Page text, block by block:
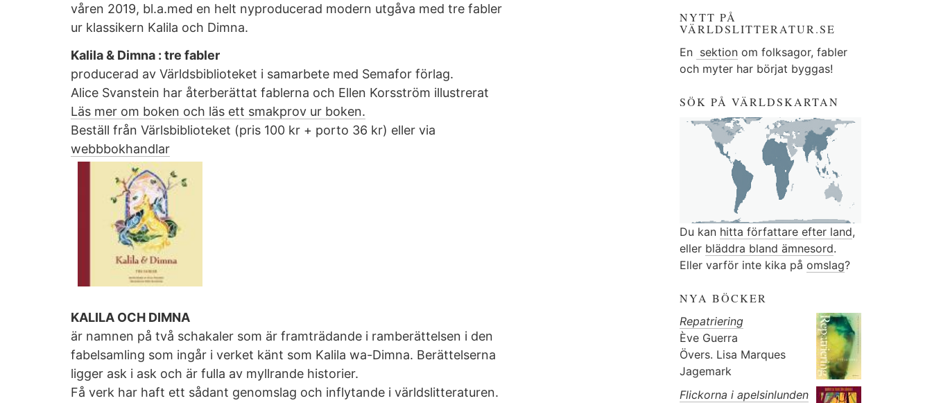
våren 2019, bl.a.med en helt nyproducerad modern utgåva med tre fabler
ur klassikern Kalila och Dimna.
Kalila & Dimna : tre fabler
producerad av Världsbiblioteket i samarbete med Semafor förlag.
Alice Svanstein har återberättat fablerna och Ellen Korsström illustrerat
Läs mer om boken och läs ett smakprov ur boken.
Beställ från Värlsbiblioteket (pris 100 kr + porto 36 kr) eller via
webbbokhandlar
KALILA OCH DIMNA
är namnen på två schakaler som är framträdande i ramberättelsen i den
fabelsamling som ingår i verket känt som Kalila wa-Dimna. Berättelserna
ligger ask i ask och är fulla av myllrande historier.
Få verk har haft ett sådant genomslag och inflytande i världslitteraturen.
NYTT PÅ
VÄRLDSLITTERATUR.SE
En sektionom folksagor, fabler
och myter har börjat byggas!
SÖK PÅ VÄRLDSKARTAN
Du kan hitta författare efter land,
eller bläddra bland ämnesord.
Eller varför inte kika på omslag?
NYA BÖCKER
Repatriering
Ève Guerra
Övers. Lisa Marques
Jagemark
Flickorna i apelsinlunden